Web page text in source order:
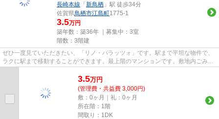
長崎本線 「新鳥栖 」駅 徒歩34分
佐賀県鳥栖市江島町1775-1
3.5万円
築年数：築36年 ｜募集中： 3室
階数：3階建
ぜひ一度見ていただきたい、「リノ・パラッツォ」です。駅まで平坦な物件で、
ラクに駅まで移動することができます。最上階のマンションです。敷地内ごみ置
き場は、忙しいあなたの時間...
3.5万円
(管理費・共益費 3,000円)
敷：0ヶ月｜礼：0ヶ月
所在階：1階
間取り：1DK